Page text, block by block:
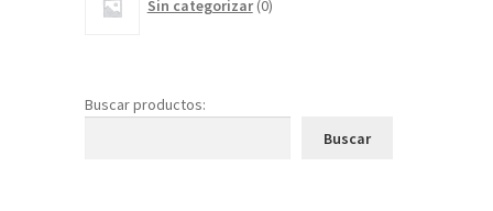
Sin categorizar 0productos
Buscar productos:
Buscar